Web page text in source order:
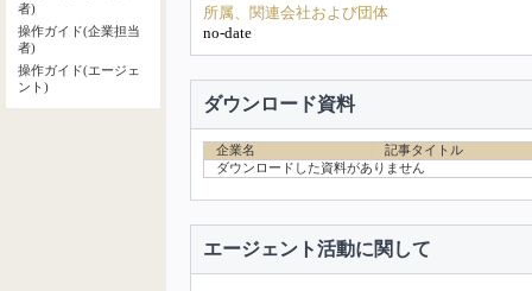
者)
操作ガイド(企業担当
者)
操作ガイド(エージェ
ント)
所属、関連会社および団体
no-date
ダウンロード資料
企業名
記事タイトル
ダウンロードした資料がありません
エージェント活動に関して